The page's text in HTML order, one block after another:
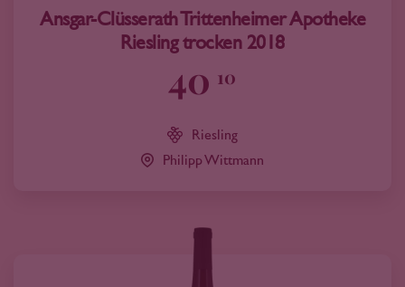
Ansgar-Clüsserath Trittenheimer Apotheke
Riesling trocken 2018
40 10
Riesling
Philipp Wittmann